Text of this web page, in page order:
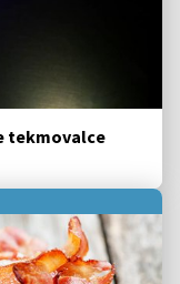
tekmovalce